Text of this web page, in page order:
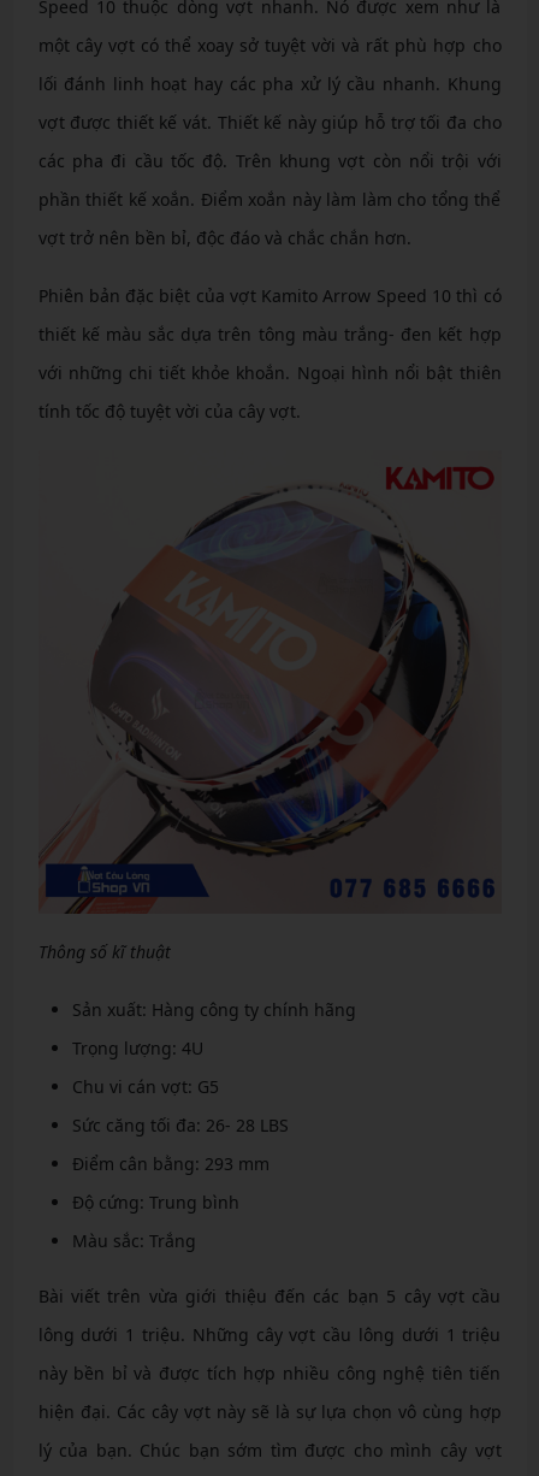
Speed 10 thuộc dòng vợt nhanh. Nó được xem như là
một cây vợt có thể xoay sở tuyệt vời và rất phù hợp cho
lối đánh linh hoạt hay các pha xử lý cầu nhanh. Khung
vợt được thiết kế vát. Thiết kế này giúp hỗ trợ tối đa cho
các pha đi cầu tốc độ. Trên khung vợt còn nổi trội với
phần thiết kế xoắn. Điểm xoắn này làm làm cho tổng thể
vợt trở nên bền bỉ, độc đáo và chắc chắn hơn.
Phiên bản đặc biệt của vợt Kamito Arrow Speed 10 thì có
thiết kế màu sắc dựa trên tông màu trắng- đen kết hợp
với những chi tiết khỏe khoắn. Ngoại hình nổi bật thiên
tính tốc độ tuyệt vời của cây vợt.
Thông số kĩ thuật
Sản xuất: Hàng công ty chính hãng
Trọng lượng: 4U
Chu vi cán vợt: G5
Sức căng tối đa: 26- 28 LBS
Điểm cân bằng: 293 mm
Độ cứng: Trung bình
Màu sắc: Trắng
Bài viết trên vừa giới thiệu đến các bạn 5 cây vợt cầu
lông dưới 1 triệu. Những cây vợt cầu lông dưới 1 triệu
này bền bỉ và được tích hợp nhiều công nghệ tiên tiến
hiện đại. Các cây vợt này sẽ là sự lựa chọn vô cùng hợp
lý của bạn. Chúc bạn sớm tìm được cho mình cây vợt